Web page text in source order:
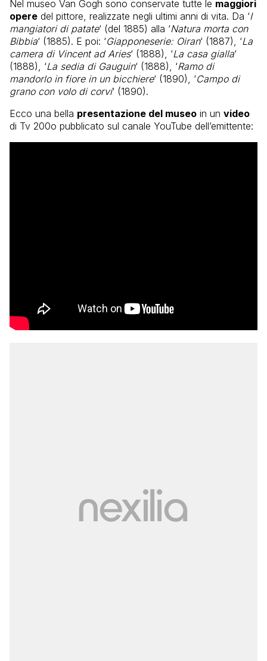
Nel museo Van Gogh sono conservate tutte le maggiori
opere del pittore, realizzate negli ultimi anni di vita. Da ‘I
mangiatori di patate‘ (del 1885) alla ‘Natura morta con
Bibbia‘ (1885). E poi: ‘Giapponeserie: Oiran‘ (1887), ‘La
camera di Vincent ad Aries‘ (1888), ‘La casa gialla‘
(1888), ‘La sedia di Gauguin‘ (1888), ‘Ramo di
mandorlo in fiore in un bicchiere‘ (1890), ‘Campo di
grano con volo di corvi‘ (1890).
Ecco una bella presentazione del museo in un video
di Tv 200o pubblicato sul canale YouTube dell’emittente: